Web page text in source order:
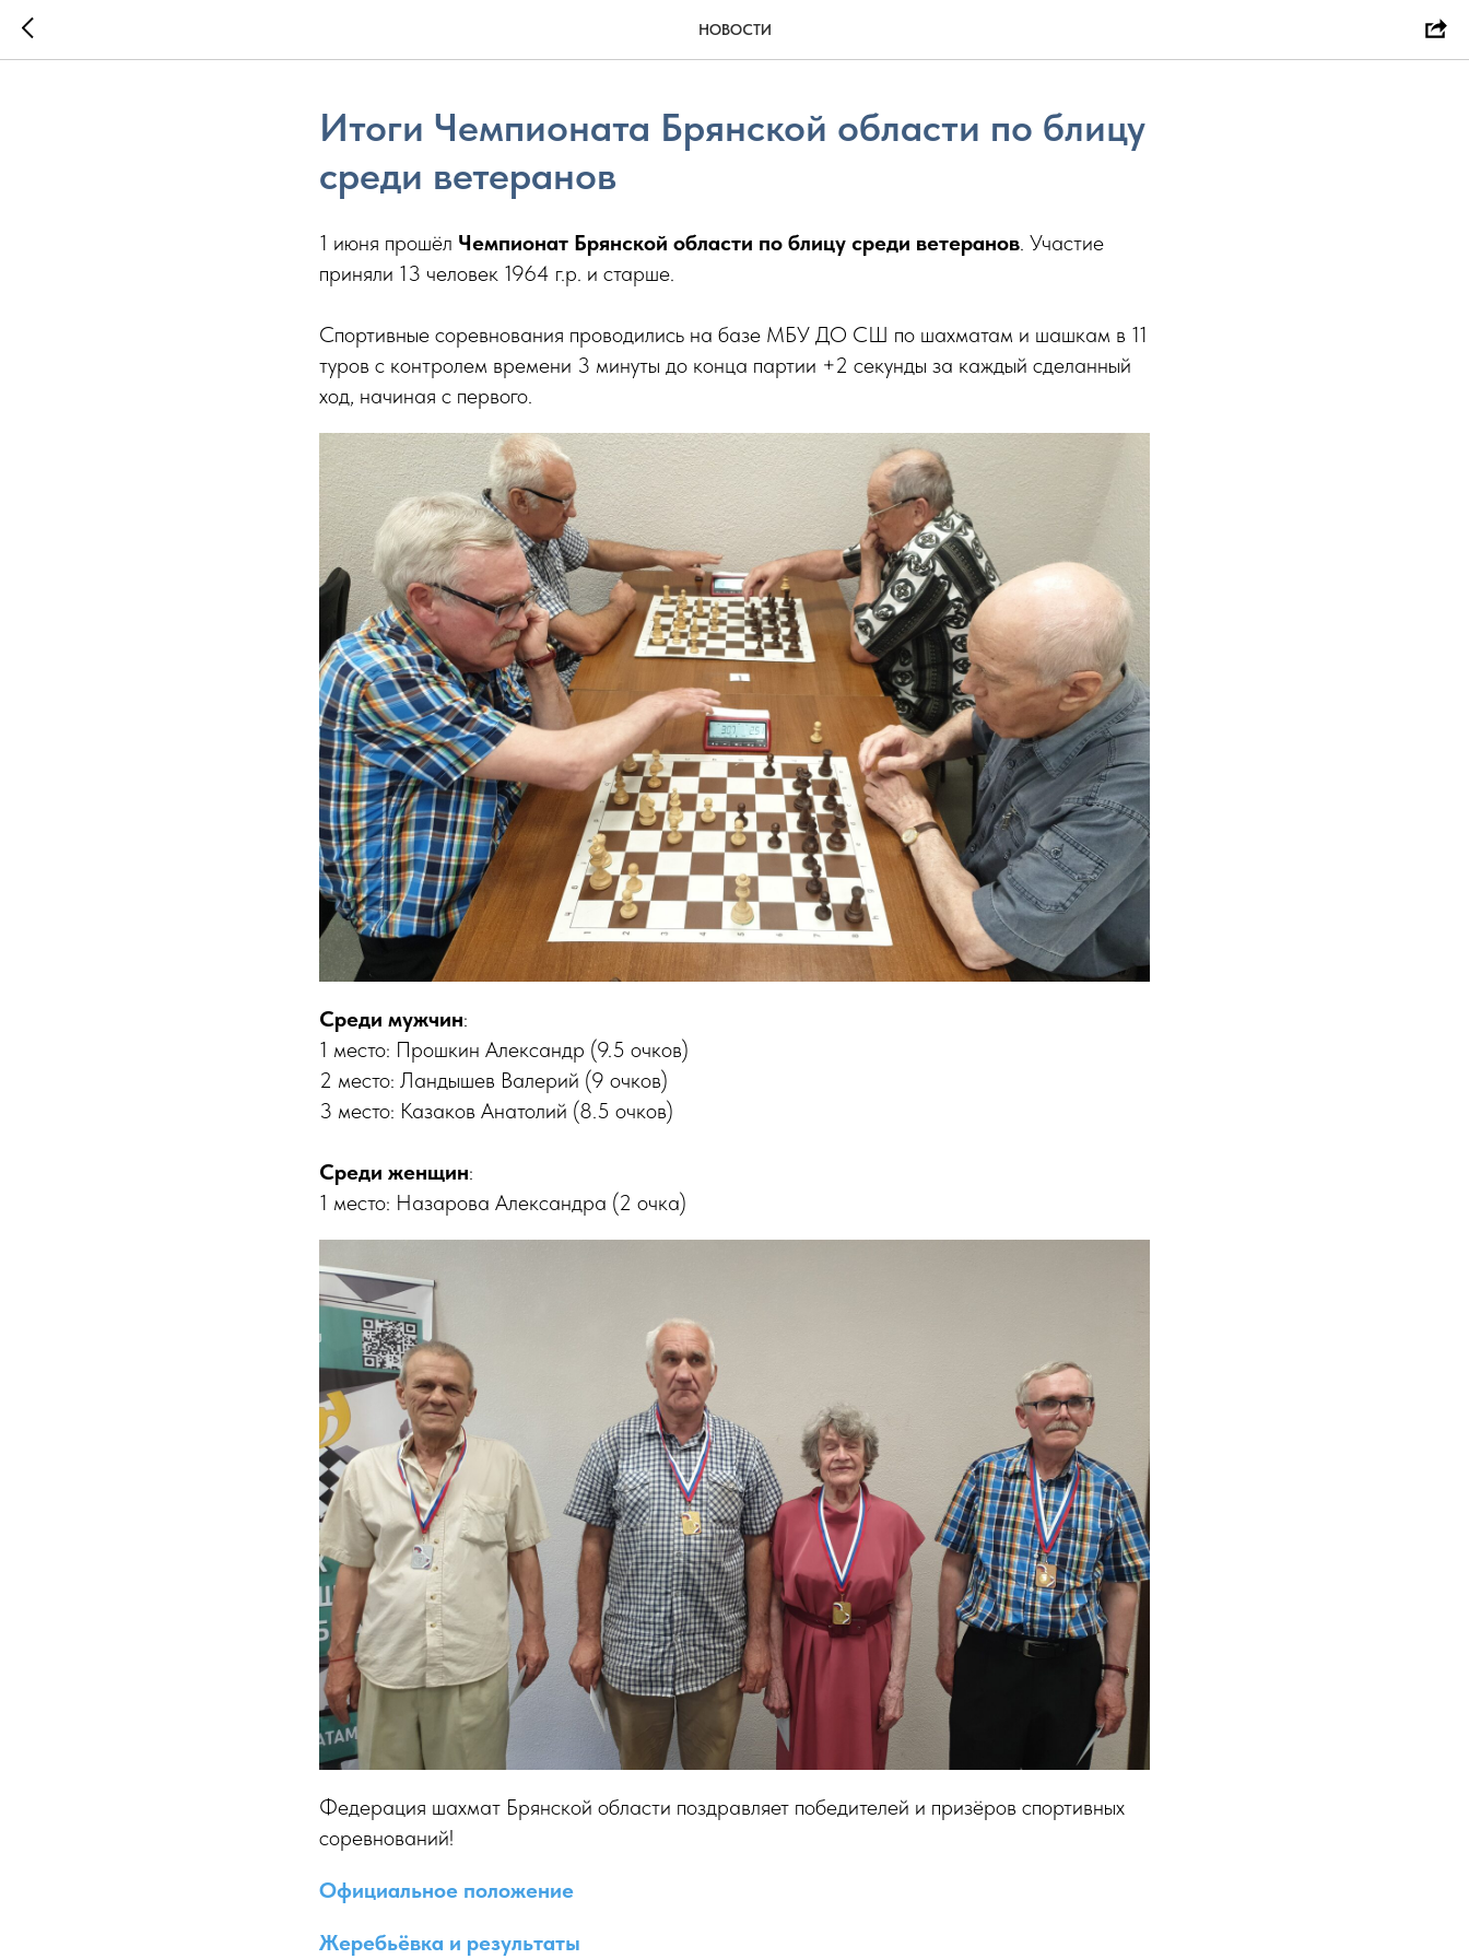
НОВОСТИ
Итоги Чемпионата Брянской области по блицу
среди ветеранов
1 июня прошёл Чемпионат Брянской области по блицу среди ветеранов. Участие
приняли 13 человек 1964 г.р. и старше.
Спортивные соревнования проводились на базе МБУ ДО СШ по шахматам и шашкам в 11
туров с контролем времени 3 минуты до конца партии +2 секунды за каждый сделанный
ход, начиная с первого.
Среди мужчин:
1 место: Прошкин Александр (9.5 очков)
2 место: Ландышев Валерий (9 очков)
3 место: Казаков Анатолий (8.5 очков)
Среди женщин:
1 место: Назарова Александра (2 очка)
Федерация шахмат Брянской области поздравляет победителей и призёров спортивных
соревнований!
Официальное положение
Жеребьёвка и результаты